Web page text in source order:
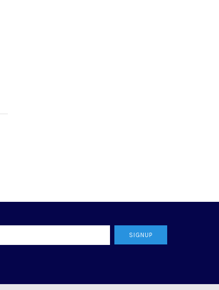
SIGNUP